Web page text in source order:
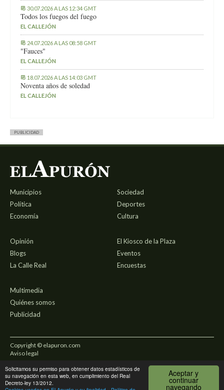
Aceptar y
continuar
navegando
Solicitamos su permiso para obtener datos estadísticos de
su navegación en esta web, en cumplimiento del Real
Decreto-ley 13/2012.
30.07.2026 A LAS 12:34 GMT
Todos los fuegos del fuego
EL CALLEJÓN
24.07.2026 A LAS 08:58 GMT
"Fauces"
EL CALLEJÓN
18.07.2026 A LAS 14:03 GMT
Noventa años de soledad
EL CALLEJÓN
PUBLICIDAD
Municipios
Política
Economía
Sociedad
Deportes
Cultura
Opinión
Blogs
La Calle Real
El Kiosco de la Plaza
Eventos
Encuestas
Multimedia
Quiénes somos
Publicidad
Copyright © elapuron.com
Aviso legal
Política de privacidad